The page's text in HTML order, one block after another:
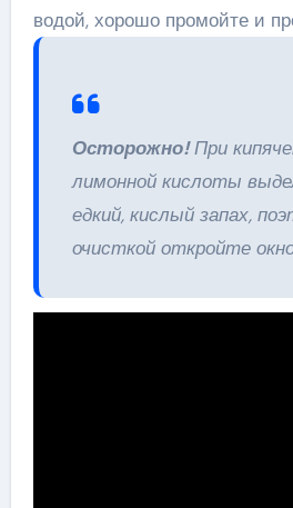
водой, хорошо промойте и
Осторожно!При
лимонной кислоты
едкий, кислый запах,
очисткой откройте